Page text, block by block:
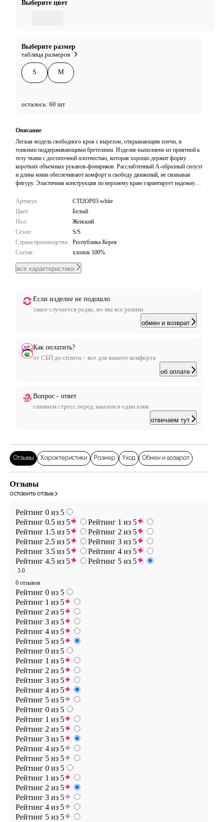
Выберите цвет
Выберите размер
таблица размеров
S M
осталось: 60 шт
Описание
Легкая модель свободного кроя с вырезом, открывающим плечи, и
тонкими поддерживающими бретелями. Изделие выполнено из приятной к
телу ткани с достаточной плотностью, которая хорошо держит форму
коротких объемных рукавов-фонариков. Расслабленный А-образный силуэт
и длина мини обеспечивают комфорт и свободу движений, не сковывая
фигуру. Эластичная конструкция по верхнему краю гарантирует надежную
это платье универсальной основой для непринужденных образов.
Артикул:
CTI2OP03-white
Цвет:
Белый
Пол:
Женский
Сезон:
S/S
Страна производства: Республика Корея
Состав:
хлопок 100%
все характеристики
Если изделие не подошло
такое случается редко, но мы все решим
обмен и возврат
Как оплатить?
от СБП до сплита – все для вашего комфорта
об оплате
Вопрос - ответ
снимаем стресс перед заказом в один клик
отвечаем тут
Отзывы Характеристики Размер Уход Обмен и возврат
Отзывы
оставить отзыв
Рейтинг 0 из 5
Рейтинг 0.5 из 5
Рейтинг 1 из 5
Рейтинг 1.5 из 5
Рейтинг 2 из 5
Рейтинг 2.5 из 5
Рейтинг 3 из 5
Рейтинг 3.5 из 5
Рейтинг 4 из 5
Рейтинг 4.5 из 5
Рейтинг 5 из 5
5.0
0 отзывов
Рейтинг 0 из 5
Рейтинг 1 из 5
Рейтинг 2 из 5
Рейтинг 3 из 5
Рейтинг 4 из 5
Рейтинг 5 из 5
Рейтинг 0 из 5
Рейтинг 1 из 5
Рейтинг 2 из 5
Рейтинг 3 из 5
Рейтинг 4 из 5
Рейтинг 5 из 5
Рейтинг 0 из 5
Рейтинг 1 из 5
Рейтинг 2 из 5
Рейтинг 3 из 5
Рейтинг 4 из 5
Рейтинг 5 из 5
Рейтинг 0 из 5
Рейтинг 1 из 5
Рейтинг 2 из 5
Рейтинг 3 из 5
Рейтинг 4 из 5
Рейтинг 5 из 5